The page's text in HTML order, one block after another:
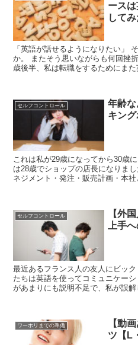
ース
してみ
「英語が話せるようになりたい」
か。 またそう思いながらも何回挫
歳後半、私は転職をするためにま
セルフコントロール
年齢
キン
これは私が29歳になってから30歳
は28歳でショップの店長になりま
ネジメント・発注・販売計画・本
セルフコントロール
【外
上手
最近あるフランス人の友人にビッ
たちは英語を使ってコミュニケー
があまりにも説明不足で、私が誤
ワーホリまでの準備
【動
ツ【L